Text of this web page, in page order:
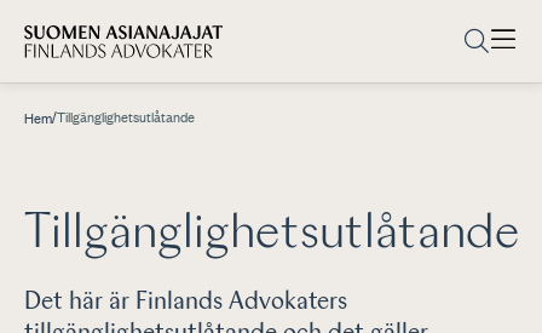
Hem/Tillgänglighetsutlåtande
Tillgänglighetsutlåtande
Det här är Finlands Advokaters